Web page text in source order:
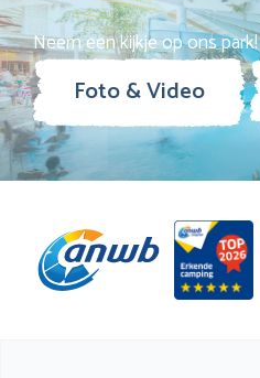
Neem een kijkje op ons park!
Foto & Video